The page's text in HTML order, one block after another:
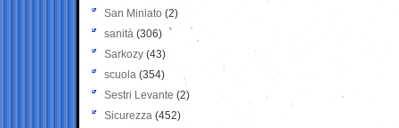
San Miniato (2)
sanità (306)
Sarkozy (43)
scuola (354)
Sestri Levante (2)
Sicurezza (452)